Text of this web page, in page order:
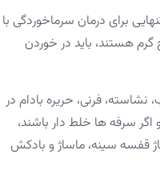
برای درمان سرماخوردگی با
هستند، باید در خوردن
فرنی، حریره بادام در
اگر سرفه‌ ها خلط دار باشند،
قفسه سینه، ماساژ و بادکش